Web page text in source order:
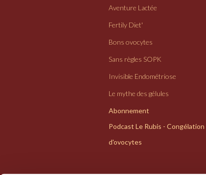
Aventure Lactée
Fertily Diet'
Bons ovocytes
Sans règles SOPK
Invisible Endométriose
Le mythe des gélules
Abonnement
Podcast Le Rubis - Congélation
d'ovocytes